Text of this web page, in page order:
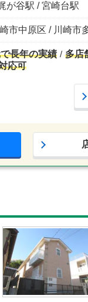
が谷駅 / 宮崎台駅
市中原区 / 川崎市
長年の実績 多店
応可